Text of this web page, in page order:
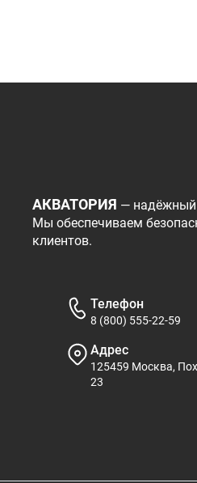
АКВАТОРИЯ — надёжный
Мы обеспечиваем
клиентов.
Телефон
8 (800) 555-22-59
Адрес
125459 Москва,
23